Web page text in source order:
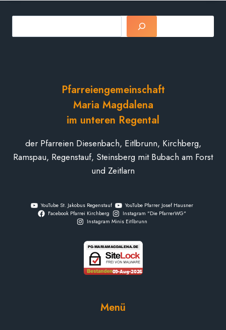
Suchen
Pfarreiengemeinschaft
Maria Magdalena
im unteren Regental
der Pfarreien Diesenbach, Eitlbrunn, Kirchberg,
Ramspau, Regenstauf, Steinsberg mit Bubach am Forst
und Zeitlarn
YouTube St. Jakobus Regenstauf
YouTube Pfarrer Josef Hausner
Facebook Pfarrei Kirchberg
Instagram "Die PfarrerWG"
Instagram Minis Eitlbrunn
Menü